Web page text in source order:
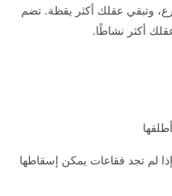
وتبقي عقلك أكثر يقظة. تضم
لم تجد فقاعات يمكن إسقاطها